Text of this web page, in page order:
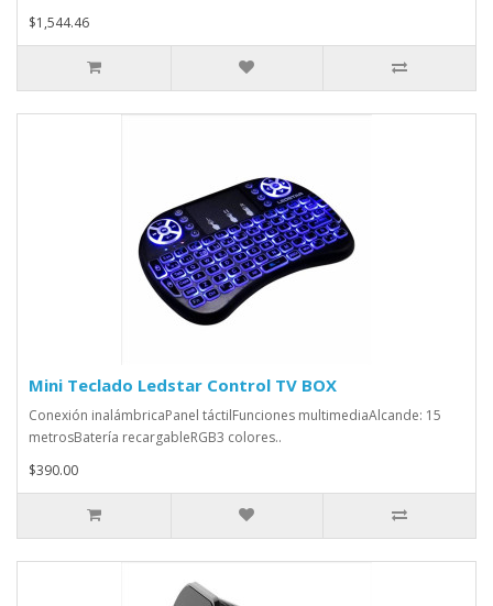
$1,544.46
Mini Teclado Ledstar Control TV BOX
Conexión inalámbricaPanel táctilFunciones multimediaAlcande: 15
metrosBatería recargableRGB3 colores..
$390.00